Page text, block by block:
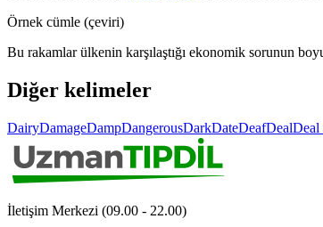
Örnek cümle (çeviri)
Bu rakamlar ülkenin karşılaştığı ekonomik sorunun
Diğer kelimeler
DairyDamageDampDangerousDarkDateDeafDealDeal
İletişim Merkezi (09.00 - 22.00)